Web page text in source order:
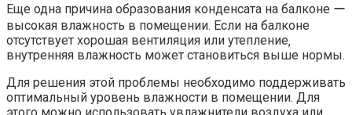
Еще одна причина образования конденсата на балконе ー
высокая влажность в помещении.​ Если на балконе
отсутствует хорошая вентиляция или утепление‚
внутренняя влажность может становиться выше нормы.​
Для решения этой проблемы необходимо поддерживать
оптимальный уровень влажности в помещении. Для